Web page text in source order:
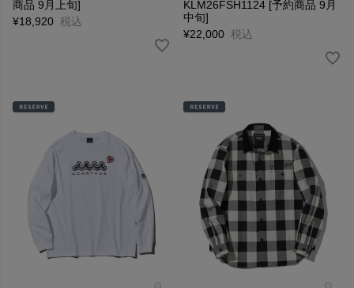
商品 9月上旬]
¥18,920 税込
KLM26FSH1124 [予約商品 9月
中旬]
¥22,000 税込